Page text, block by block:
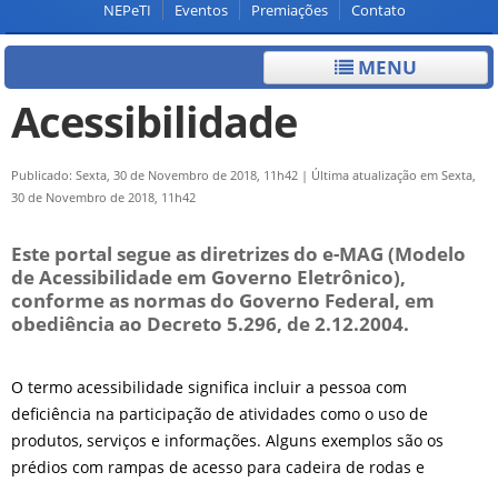
NEPeTI Eventos Premiações Contato
MENU
Acessibilidade
Publicado: Sexta, 30 de Novembro de 2018, 11h42 | Última atualização em Sexta,
30 de Novembro de 2018, 11h42
Este portal segue as diretrizes do e-MAG (Modelo
de Acessibilidade em Governo Eletrônico),
conforme as normas do Governo Federal, em
obediência ao Decreto 5.296, de 2.12.2004.
O termo acessibilidade significa incluir a pessoa com
deficiência na participação de atividades como o uso de
produtos, serviços e informações. Alguns exemplos são os
prédios com rampas de acesso para cadeira de rodas e